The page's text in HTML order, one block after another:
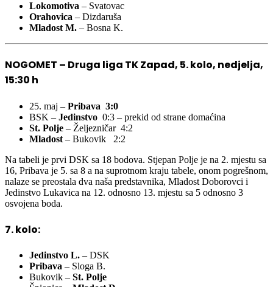
Lokomotiva – Svatovac
Orahovica – Dizdaruša
Mladost M. – Bosna K.
NOGOMET – Druga liga TK Zapad, 5. kolo, nedjelja,
15:30 h
25. maj – Pribava 3:0
BSK – Jedinstvo 0:3 – prekid od strane domaćina
St. Polje – Željezničar 4:2
Mladost – Bukovik 2:2
Na tabeli je prvi DSK sa 18 bodova. Stjepan Polje je na 2. mjestu sa
16, Pribava je 5. sa 8 a na suprotnom kraju tabele, onom pogrešnom,
nalaze se preostala dva naša predstavnika, Mladost Doborovci i
Jedinstvo Lukavica na 12. odnosno 13. mjestu sa 5 odnosno 3
osvojena boda.
7. kolo:
Jedinstvo L. – DSK
Pribava – Sloga B.
Bukovik – St. Polje